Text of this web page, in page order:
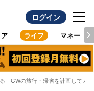
ログイン
ライフ マネー
GWの旅行・帰省を計画して大